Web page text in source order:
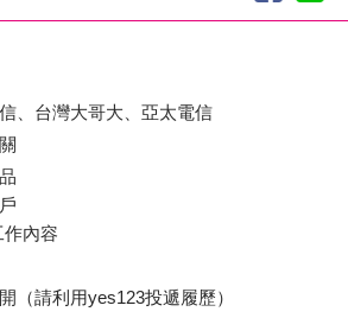
、台灣大哥大、亞太電信
作內容
（請利用yes123投遞履歷）